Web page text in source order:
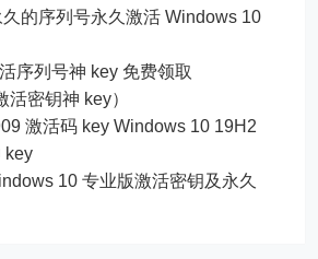
的序列号永久激活 Windows 10
序列号神 key 免费领取
活密钥神 key）
激活码 key Windows 10 19H2
key
10 专业版激活密钥及永久